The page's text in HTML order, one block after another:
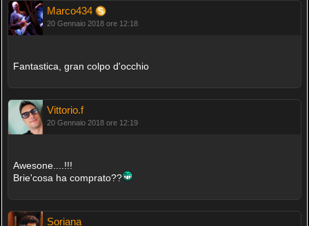
Marco434
20 Gennaio 2018 ore 12:18
Fantastica, gran colpo d'occhio
Vittorio.f
20 Gennaio 2018 ore 12:19
Awesone....!!!
Brie'cosa ha comprato??
Soriana